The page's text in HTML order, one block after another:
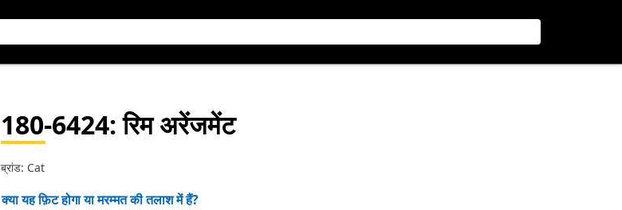
180-6424: रिम अरेंजमेंट
ब्रांड: Cat
क्या यह फ़िट होगा या मरम्मत की तलाश में हैं?